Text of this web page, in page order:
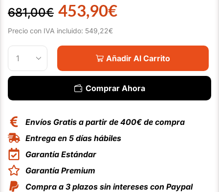
681,00€ 453,90€
Precio con IVA incluido: 549,22€
Añadir Al Carrito
Comprar Ahora
Envíos Gratis a partir de 400€ de compra
Entrega en 5 días hábiles
Garantía Estándar
Garantía Premium
Compra a 3 plazos sin intereses con Paypal